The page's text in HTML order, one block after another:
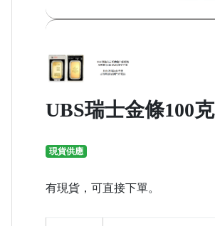
UBS瑞士金條100克
現貨供應
有現貨，可直接下單。